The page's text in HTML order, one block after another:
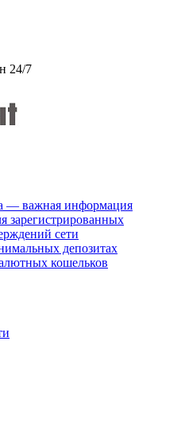
24/7
— важная информация
зарегистрированных
сети
депозитах
кошельков